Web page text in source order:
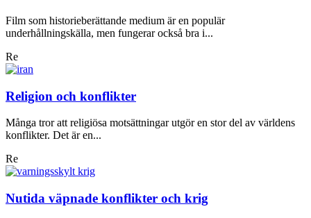
Film som historieberättande medium är en populär
underhållningskälla, men fungerar också bra i...
Re
Religion och konflikter
Många tror att religiösa motsättningar utgör en stor del av världens
konflikter. Det är en...
Re
Nutida väpnade konflikter och krig